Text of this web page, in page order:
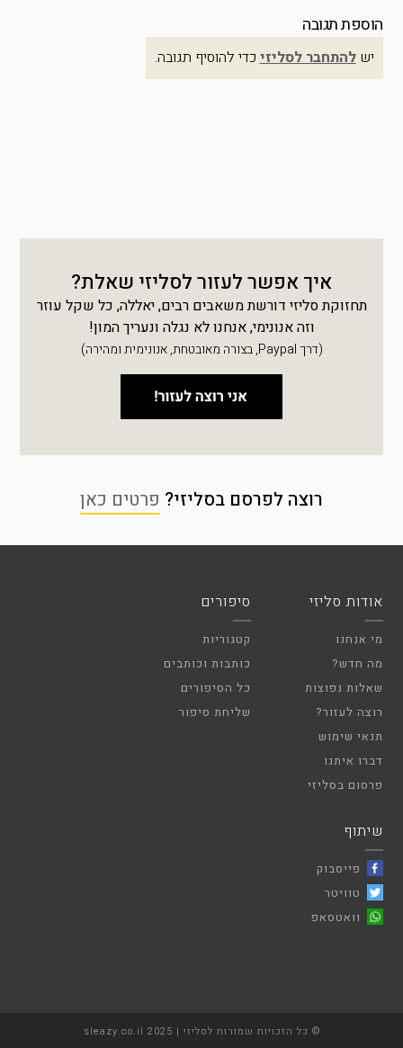
הוספת תגובה
ישלהתחבר לסליזיכדי להוסיף תגובה.
איך אפשר לעזור לסליזי שאלת?
תחזוקת סליזי דורשת משאבים רבים, יאללה, כל שקל עוזר
וזה אנונימי, אנחנו לא נגלה ונעריך המון!
(דרך Paypal, בצורה מאובטחת, אנונימית ומהירה)
רוצה לפרסם בסליזי? פרטים כאן
אודות סליזי
מי אנחנו
מה חדש?
שאלות נפוצות
רוצה לעזור?
תנאי שימוש
דברו איתנו
פרסום בסליזי
סיפורים
קטגוריות
כותבות וכותבים
כל הסיפורים
שליחת סיפור
שיתוף
פייסבוק
טוויטר
וואטסאפ
© כל הזכויות שמורות לסליזי | sleazy.co.il 2025